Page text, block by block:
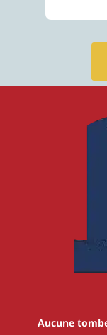
Aucune